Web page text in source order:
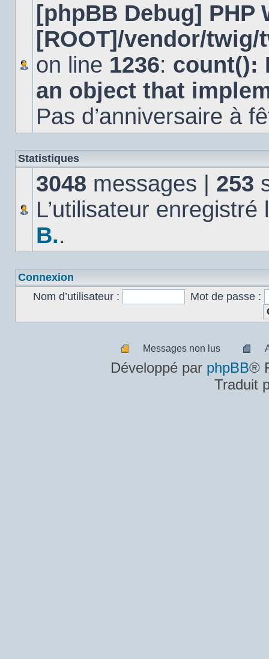
[phpBB Debug] PHP
[ROOT]/vendor/
on line 1236: count():
an object that
Pas d’anniversaire à
Statistiques
3048 messages | 253
L’utilisateur
B..
Connexion
Nom d’utilisateur :
Mot de passe :
Messages
non
Messages non lus
lu
Développé par phpBB®
Traduit